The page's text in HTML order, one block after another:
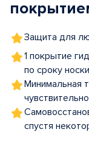
Защита для
1 покрытие
по сроку носки
Минимальная
спустя